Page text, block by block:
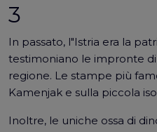
3
In passato, l"Istria era la
testimoniano le impronte
regione. Le stampe più
Kamenjak e sulla piccola
Inoltre, le uniche ossa di